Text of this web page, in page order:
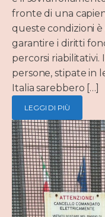
fronte di una
queste condizioni
garantire i diritti
percorsi riabilitativi.
persone, stipate in
Italia sarebbero […]
LEGGI DI PIÙ